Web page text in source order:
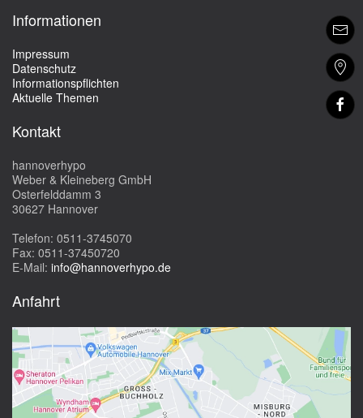
Informationen
Impressum
Datenschutz
Informationspflichten
Aktuelle Themen
Kontakt
hannoverhypo
Weber & Kleineberg GmbH
Osterfelddamm 3
30627 Hannover
Telefon: 0511-3745070
Fax: 0511-37450720
E-Mail: info@hannoverhypo.de
Anfahrt